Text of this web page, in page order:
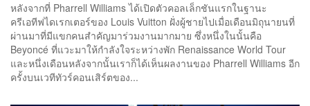
หลังจากที่ Pharrell Williams ได้เปิดตัวคอลเล็กชันแรกในฐานะ
ครีเอทีฟไดเรกเตอร์ของ Louis Vuitton ฝั่งผู้ชายไปเมื่อเดือนมิถุนายนที่
ผ่านมาที่มีแขกคนสำคัญมาร่วมงานมากมาย ซึ่งหนึ่งในนั้นคือ
Beyoncé ที่แวะมาให้กำลังใจระหว่างพัก Renaissance World Tour
และหนึ่งเดือนหลังจากนั้นเราก็ได้เห็นผลงานของ Pharrell Williams อีก
ครั้งบนเวทีทัวร์คอนเสิร์ตของ...